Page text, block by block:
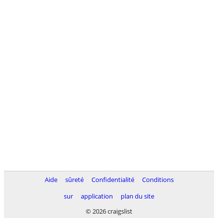
Aide sûreté Confidentialité
Conditions
sur
application
plan du site
© 2026 craigslist